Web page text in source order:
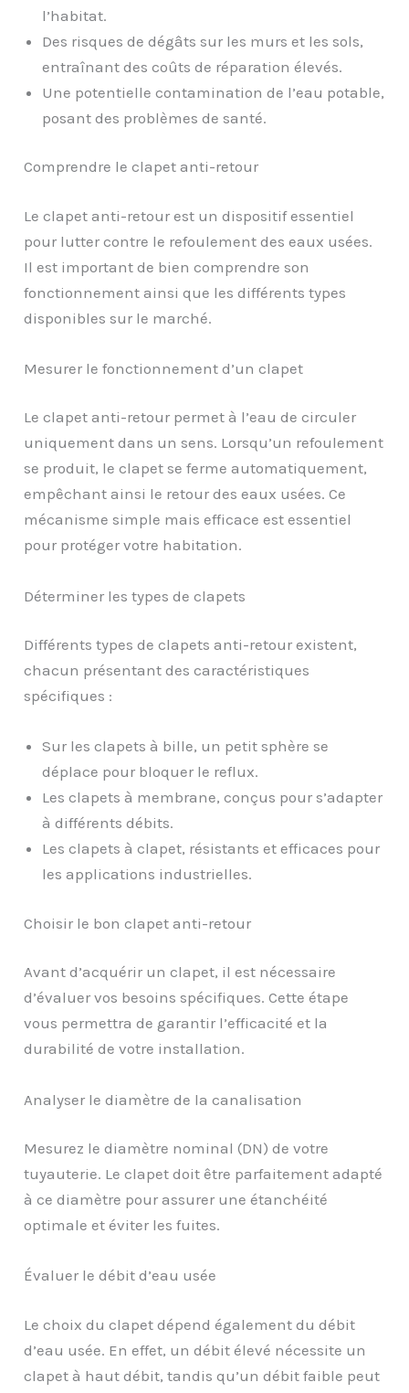
l’habitat.
Des risques de dégâts sur les murs et les sols,
entraînant des coûts de réparation élevés.
Une potentielle contamination de l’eau potable,
posant des problèmes de santé.
Comprendre le clapet anti-retour
Le clapet anti-retour est un dispositif essentiel
pour lutter contre le refoulement des eaux usées.
Il est important de bien comprendre son
fonctionnement ainsi que les différents types
disponibles sur le marché.
Mesurer le fonctionnement d’un clapet
Le clapet anti-retour permet à l’eau de circuler
uniquement dans un sens. Lorsqu’un refoulement
se produit, le clapet se ferme automatiquement,
empêchant ainsi le retour des eaux usées. Ce
mécanisme simple mais efficace est essentiel
pour protéger votre habitation.
Déterminer les types de clapets
Différents types de clapets anti-retour existent,
chacun présentant des caractéristiques
spécifiques :
Sur les clapets à bille, un petit sphère se
déplace pour bloquer le reflux.
Les clapets à membrane, conçus pour s’adapter
à différents débits.
Les clapets à clapet, résistants et efficaces pour
les applications industrielles.
Choisir le bon clapet anti-retour
Avant d’acquérir un clapet, il est nécessaire
d’évaluer vos besoins spécifiques. Cette étape
vous permettra de garantir l’efficacité et la
durabilité de votre installation.
Analyser le diamètre de la canalisation
Mesurez le diamètre nominal (DN) de votre
tuyauterie. Le clapet doit être parfaitement adapté
à ce diamètre pour assurer une étanchéité
optimale et éviter les fuites.
Évaluer le débit d’eau usée
Le choix du clapet dépend également du débit
d’eau usée. En effet, un débit élevé nécessite un
clapet à haut débit, tandis qu’un débit faible peut